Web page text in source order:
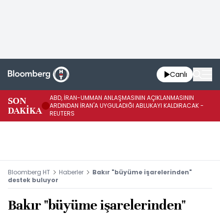
Canlı
SON
DAKİKA
ABD, İRAN-UMMAN ANLAŞMASININ AÇIKLANMASININ
ARDINDAN İRAN'A UYGULADIĞI ABLUKAYI KALDIRACAK -
REUTERS
Bloomberg HT Haberler
Bakır "büyüme işarelerinden"
destek buluyor
Bakır "büyüme işarelerinden"